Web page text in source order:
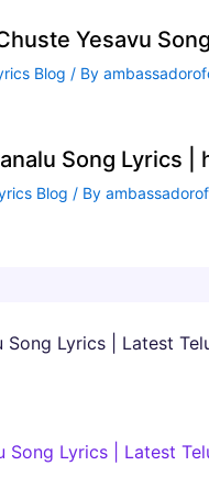
Yesavu
Blog / By
Song Lyrics |
Blog / By
Song Lyrics | Latest
Song Lyrics | Latest